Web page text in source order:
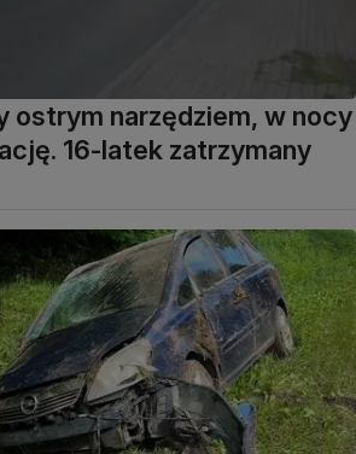
ostrym narzędziem, w nocy
16-latek zatrzymany